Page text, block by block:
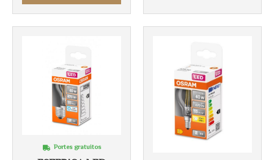
Portes gratuitos